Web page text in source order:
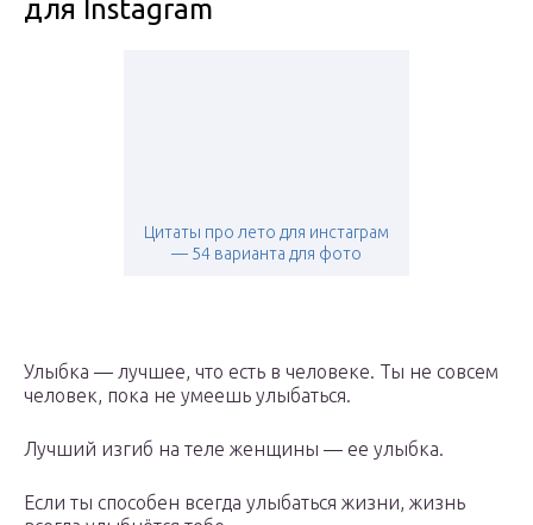
для Instagram
Цитаты про лето для инстаграм
— 54 варианта для фото
Улыбка — лучшее, что есть в человеке. Ты не совсем
человек, пока не умеешь улыбаться.
Лучший изгиб на теле женщины — ее улыбка.
Если ты способен всегда улыбаться жизни, жизнь